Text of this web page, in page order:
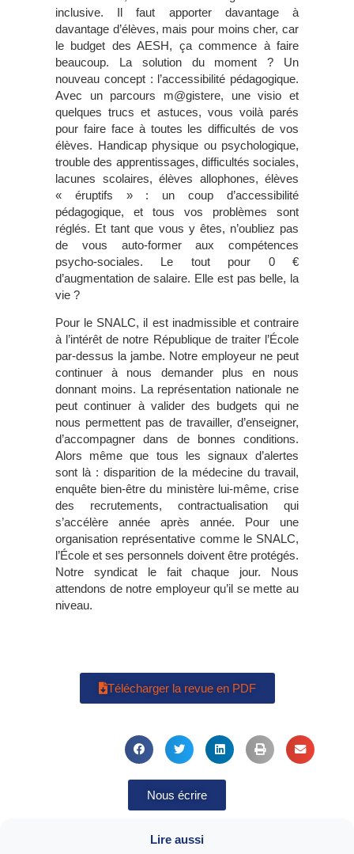
inclusive. Il faut apporter davantage à
davantage d’élèves, mais pour moins cher, car
le budget des AESH, ça commence à faire
beaucoup. La solution du moment ? Un
nouveau concept : l’accessibilité pédagogique.
Avec un parcours m@gistere, une visio et
quelques trucs et astuces, vous voilà parés
pour faire face à toutes les difficultés de vos
élèves. Handicap physique ou psychologique,
trouble des apprentissages, difficultés sociales,
lacunes scolaires, élèves allophones, élèves
« éruptifs » : un coup d’accessibilité
pédagogique, et tous vos problèmes sont
réglés. Et tant que vous y êtes, n’oubliez pas
de vous auto-former aux compétences
psycho-sociales. Le tout pour 0 €
d’augmentation de salaire. Elle est pas belle, la
vie ?
Pour le SNALC, il est inadmissible et contraire
à l’intérêt de notre République de traiter l’École
par-dessus la jambe. Notre employeur ne peut
continuer à nous demander plus en nous
donnant moins. La représentation nationale ne
peut continuer à valider des budgets qui ne
nous permettent pas de travailler, d’enseigner,
d’accompagner dans de bonnes conditions.
Alors même que tous les signaux d’alertes
sont là : disparition de la médecine du travail,
enquête bien-être du ministère lui-même, crise
des recrutements, contractualisation qui
s’accélère année après année. Pour une
organisation représentative comme le SNALC,
l’École et ses personnels doivent être protégés.
Notre syndicat le fait chaque jour. Nous
attendons de notre employeur qu’il se mette au
niveau.
Télécharger la revue en PDF
Nous écrire
Lire aussi